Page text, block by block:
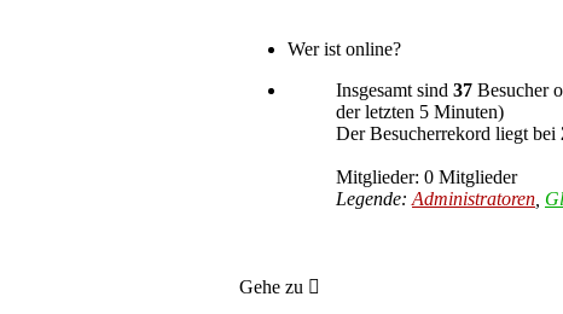
Wer ist online?
Insgesamt sind 37 Besucher
der letzten 5 Minuten)
Der Besucherrekord liegt bei
Mitglieder: 0 Mitglieder
Legende: Administratoren
Gehe zu